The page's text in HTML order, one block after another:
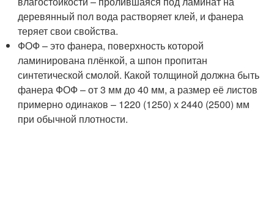
деревянный пол вода растворяет клей, и фанера
теряет свои свойства.
ФОФ – это фанера, поверхность которой
ламинирована плёнкой, а шпон пропитан
синтетической смолой. Какой толщиной должна быть
фанера ФОФ – от 3 мм до 40 мм, а размер её листов
примерно одинаков – 1220 (1250) х 2440 (2500) мм
при обычной плотности.